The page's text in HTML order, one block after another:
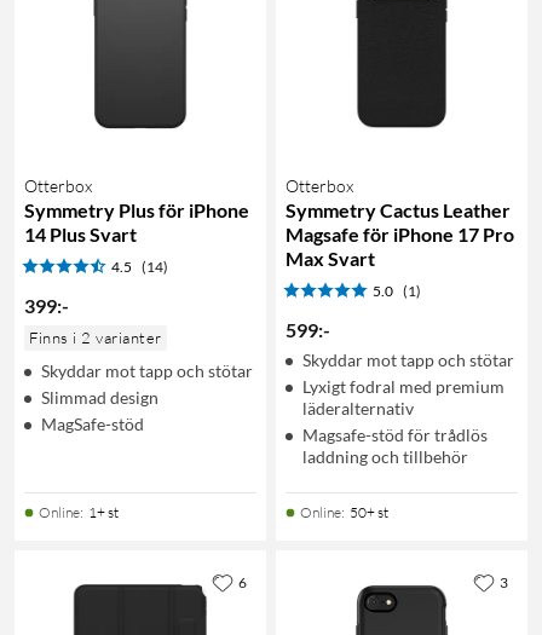
Otterbox
Symmetry Plus för iPhone
14 Plus Svart
4.5 (14)
399:-
Finns i 2 varianter
Skyddar mot tapp och stötar
Slimmad design
MagSafe-stöd
Online: 1+ st
Otterbox
Symmetry Cactus Leather
Magsafe för iPhone 17 Pro
Max Svart
5.0 (1)
599:-
Skyddar mot tapp och stötar
Lyxigt fodral med premium
läderalternativ
Magsafe-stöd för trådlös
laddning och tillbehör
Online: 50+ st
6 3